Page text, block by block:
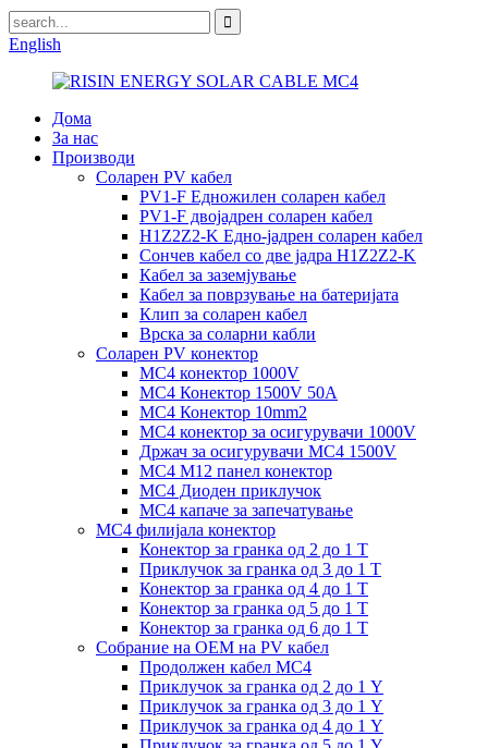
English
Дома
За нас
Производи
Соларен PV кабел
PV1-F Едножилен соларен кабел
PV1-F двојадрен соларен кабел
H1Z2Z2-K Едно-јадрен соларен кабел
Сончев кабел со две јадра H1Z2Z2-K
Кабел за заземјување
Кабел за поврзување на батеријата
Клип за соларен кабел
Врска за соларни кабли
Соларен PV конектор
MC4 конектор 1000V
MC4 Конектор 1500V 50A
MC4 Конектор 10mm2
MC4 конектор за осигурувачи 1000V
Држач за осигурувачи MC4 1500V
MC4 M12 панел конектор
MC4 Диоден приклучок
MC4 капаче за запечатување
MC4 филијала конектор
Конектор за гранка од 2 до 1 Т
Приклучок за гранка од 3 до 1 Т
Конектор за гранка од 4 до 1 Т
Конектор за гранка од 5 до 1 Т
Конектор за гранка од 6 до 1 Т
Собрание на ОЕМ на PV кабел
Продолжен кабел MC4
Приклучок за гранка од 2 до 1 Y
Приклучок за гранка од 3 до 1 Y
Приклучок за гранка од 4 до 1 Y